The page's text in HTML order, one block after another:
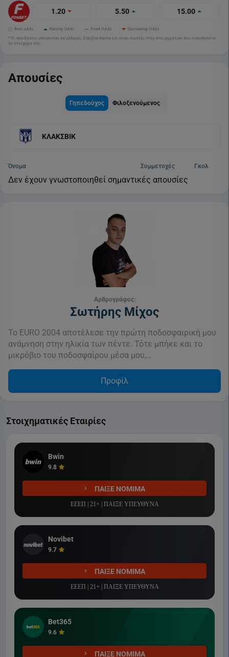
1.20 5.50 15.00
Best odds Raising Odds Fixed Odds
Decreasing Odds
* Οι αποδόσεις υπόκεινται σε αλλαγές. Ελέγξτε πάντα ότι είναι σωστές στην στοιχηματική που τοποθετείτε
το στοίχημα σας.
Απουσίες
Γηπεδούχος Φιλοξενούμενος
ΚΛΑΚΣΒΙΚ
Όνομα Συμμετοχές Γκολ
Δεν έχουν γνωστοποιηθεί σημαντικές απουσίες
Αρθρογράφος:
Σωτήρης Μίχος
Το EURO 2004 αποτέλεσε την πρώτη ποδοσφαιρική μου
ανάμνηση στην ηλικία των πέντε. Τότε μπήκε και το
μικρόβιο του ποδοσφαίρου μέσα μου,…
Προφίλ
Στοιχηματικές Εταιρίες
Bwin
9.8
ΠΑΙΞΕ ΝΟΜΙΜΑ
ΕΕΕΠ | 21+ | ΠΑΙΞΕ ΥΠΕΥΘΥΝΑ
Novibet
9.7
ΠΑΙΞΕ ΝΟΜΙΜΑ
ΕΕΕΠ | 21+ | ΠΑΙΞΕ ΥΠΕΥΘΥΝΑ
Bet365
9.6
ΠΑΙΞΕ ΝΟΜΙΜΑ